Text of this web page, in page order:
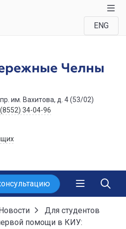
ENG
им. Вахитова, д. 4 (53/02)
34-04-96
Новости
Для студентов
помощи в КИУ: